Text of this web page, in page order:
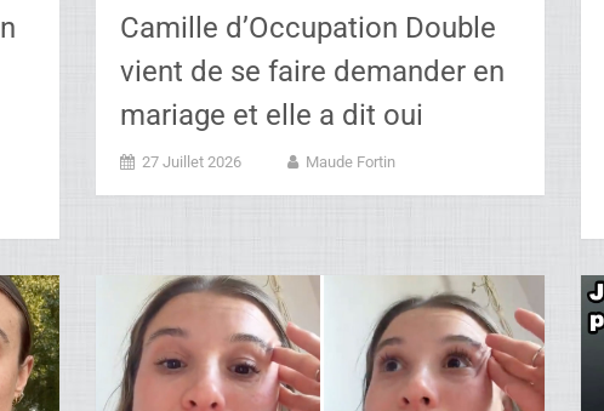
Camille d’Occupation Double
vient de se faire demander en
mariage et elle a dit oui
27 Juillet 2026 Maude Fortin